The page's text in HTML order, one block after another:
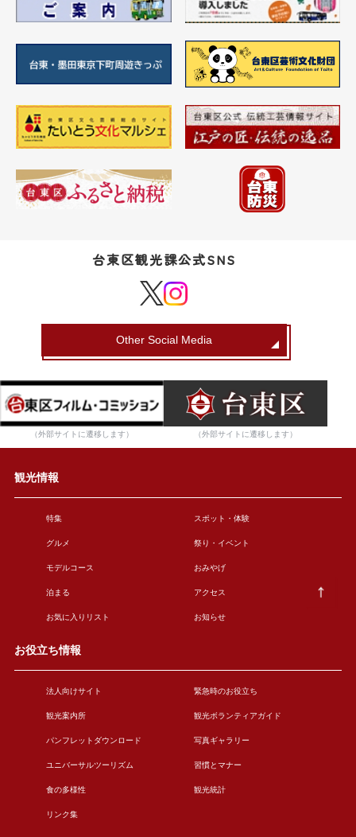
台東区観光課公式SNS
Other Social Media
（外部サイトに遷移します） （外部サイトに遷移します）
観光情報
特集 スポット・体験
グルメ 祭り・イベント
モデルコース おみやげ
泊まる アクセス
お気に入りリスト お知らせ
お役立ち情報
法人向けサイト 緊急時のお役立ち
観光案内所 観光ボランティアガイド
パンフレットダウンロード 写真ギャラリー
ユニバーサルツーリズム 習慣とマナー
食の多様性 観光統計
リンク集